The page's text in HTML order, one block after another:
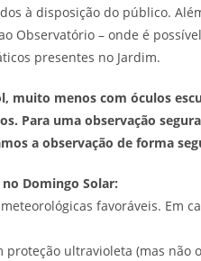
à disposição do público.
Observatório – onde é
presentes no Jardim.
muito menos com óculos
Para uma observação
a observação de forma
Domingo Solar:
favoráveis. Em
ultravioleta (mas não